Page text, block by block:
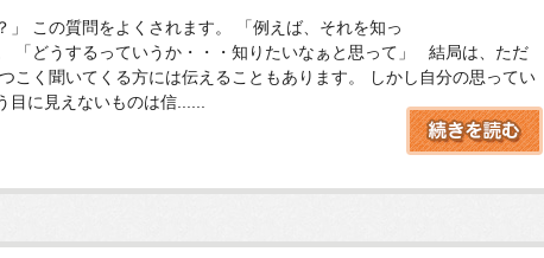
」 この質問をよくされます。 「例えば、それを知っ
「どうするっていうか・・・知りたいなぁと思って」 結局は、ただ
こく聞いてくる方には伝えることもあります。 しかし自分の思ってい
に見えないものは信......